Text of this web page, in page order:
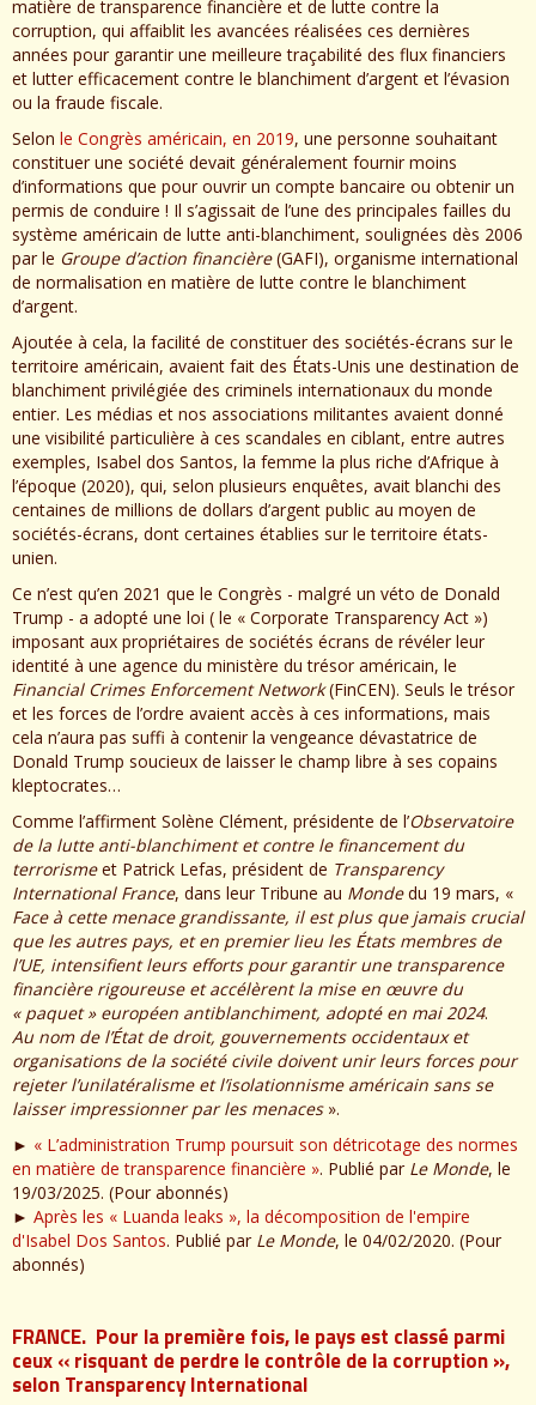
matière de transparence financière et de lutte contre la
corruption, qui affaiblit les avancées réalisées ces dernières
années pour garantir une meilleure traçabilité des flux financiers
et lutter efficacement contre le blanchiment d’argent et l’évasion
ou la fraude fiscale.
Selon le Congrès américain, en 2019, une personne souhaitant
constituer une société devait généralement fournir moins
d’informations que pour ouvrir un compte bancaire ou obtenir un
permis de conduire ! Il s’agissait de l’une des principales failles du
système américain de lutte anti-blanchiment, soulignées dès 2006
par le Groupe d’action financière(GAFI), organisme international
de normalisation en matière de lutte contre le blanchiment
d’argent.
Ajoutée à cela, la facilité de constituer des sociétés-écrans sur le
territoire américain, avaient fait des États-Unis une destination de
blanchiment privilégiée des criminels internationaux du monde
entier. Les médias et nos associations militantes avaient donné
une visibilité particulière à ces scandales en ciblant, entre autres
exemples, Isabel dos Santos, la femme la plus riche d’Afrique à
l’époque (2020), qui, selon plusieurs enquêtes, avait blanchi des
centaines de millions de dollars d’argent public au moyen de
sociétés-écrans, dont certaines établies sur le territoire états-
unien.
Ce n’est qu’en 2021 que le Congrès - malgré un véto de Donald
Trump - a adopté une loi ( le « Corporate Transparency Act »)
imposant aux propriétaires de sociétés écrans de révéler leur
identité à une agence du ministère du trésor américain, le
Financial Crimes Enforcement Network(FinCEN). Seuls le trésor
et les forces de l’ordre avaient accès à ces informations, mais
cela n’aura pas suffi à contenir la vengeance dévastatrice de
Donald Trump soucieux de laisser le champ libre à ses copains
kleptocrates…
Comme l’affirment Solène Clément, présidente de l’Observatoire
de la lutte anti-blanchiment et contre le financement du
terrorismeet Patrick Lefas, président de Transparency
International France, dans leur Tribune au Mondedu 19 mars, «
Face à cette menace grandissante, il est plus que jamais crucial
que les autres pays, et en premier lieu les États membres de
l’UE, intensifient leurs efforts pour garantir une transparence
financière rigoureuse et accélèrent la mise en œuvre du
« paquet » européen antiblanchiment, adopté en mai 2024.
Au nom de l’État de droit, gouvernements occidentaux et
organisations de la société civile doivent unir leurs forces pour
rejeter l’unilatéralisme et l’isolationnisme américain sans se
laisser impressionner par les menaces ».
► « L’administration Trump poursuit son détricotage des normes
en matière de transparence financière ». Publié par Le Monde, le
19/03/2025. (Pour abonnés)
► Après les « Luanda leaks », la décomposition de l'empire
d'Isabel Dos Santos. Publié par Le Monde, le 04/02/2020. (Pour
abonnés)
FRANCE. Pour la première fois, le pays est classé parmi
ceux « risquant de perdre le contrôle de la corruption »,
selon Transparency International